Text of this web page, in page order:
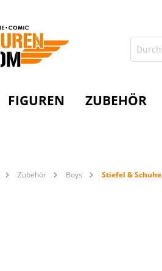
FIGUREN ZUBEHÖR
Zubehör Boys Stiefel & Schuhe